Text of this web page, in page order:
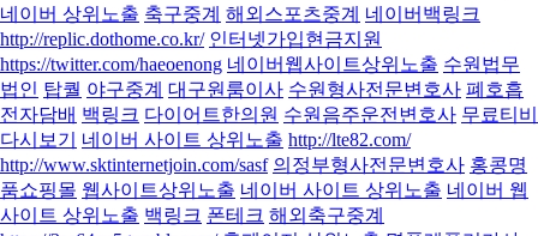
네이버 상위노출 축구중계 해외스포츠중계 네이버백링크
http://replic.dothome.co.kr/ 인터넷가입현금지원
https://twitter.com/haeoenong 네이버웹사이트상위노출 수원법무
법인 탑퀄 야구중계 대구원룸이사 수원형사전문변호사 폐호흡
전자담배 백링크 다이어트한의원 수원음주운전변호사 무료티비
다시보기
네이버 사이트 상위노출 http://lte82.com/
http://www.sktinternetjoin.com/sasf 의정부형사전문변호사 홍콩명
품쇼핑몰 웹사이트상위노출 네이버 사이트 상위노출 네이버 웹
사이트 상위노출 백링크 폰테크 해외축구중계